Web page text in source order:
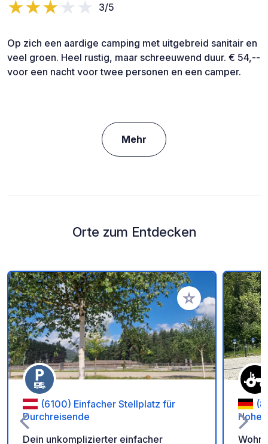
3/5
Op zich een aardige camping met uitgebreid sanitair en
veel groen. Heel rustig, maar schreeuwend duur. € 54,--
voor een nacht voor twee personen en een camper.
Mehr
Orte zum Entdecken
Zu Ihren Favoriten
(6100) Einfacher Stellplatz für
Durchreisende
Dein unkomplizierter einfacher